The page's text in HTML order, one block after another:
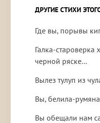
ДРУГИЕ СТИХИ
Где вы, порывы
Галка-староверка
черной ряске...
Вылез тулуп из
Вы, белила-
Вы обещали нам